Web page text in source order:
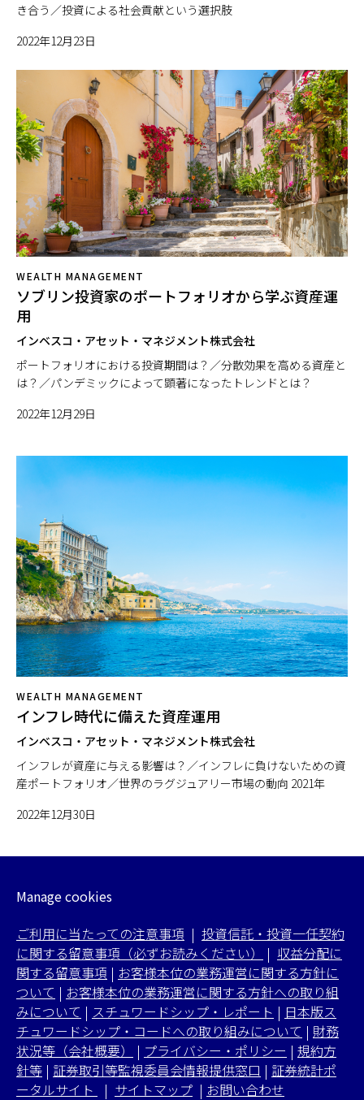
き合う／投資による社会貢献という選択肢
2022年12月23日
WEALTH MANAGEMENT
ソブリン投資家のポートフォリオから学ぶ資産運
用
インベスコ・アセット・マネジメント株式会社
ポートフォリオにおける投資期間は？／分散効果を高める資産と
は？／パンデミックによって顕著になったトレンドとは？
2022年12月29日
WEALTH MANAGEMENT
インフレ時代に備えた資産運用
インベスコ・アセット・マネジメント株式会社
インフレが資産に与える影響は？／インフレに負けないための資
産ポートフォリオ／世界のラグジュアリー市場の動向 2021年
2022年12月30日
Manage cookies
ご利用に当たっての注意事項 | 投資信託・投資一任契約
に関する留意事項（必ずお読みください）
| 収益分配に
関する留意事項 | お客様本位の業務運営に関する方針に
ついて | お客様本位の業務運営に関する方針への取り組
みについて | スチュワードシップ・レポート | 日本版ス
チュワードシップ・コードへの取り組みについて | 財務
状況等（会社概要）
| プライバシー・ポリシー | 規約方
針等 | 証券取引等監視委員会情報提供窓口 | 証券統計ポ
ータルサイト
| サイトマップ | お問い合わせ